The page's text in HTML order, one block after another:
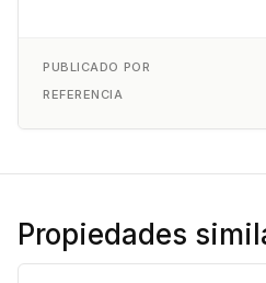
PUBLICADO POR
REFERENCIA
Propiedades